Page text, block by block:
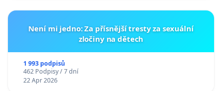
Není mi jedno: Za přísnější tresty za sexuální
zločiny na dětech
1 993 podpisů
462 Podpisy / 7 dní
22 Apr 2026